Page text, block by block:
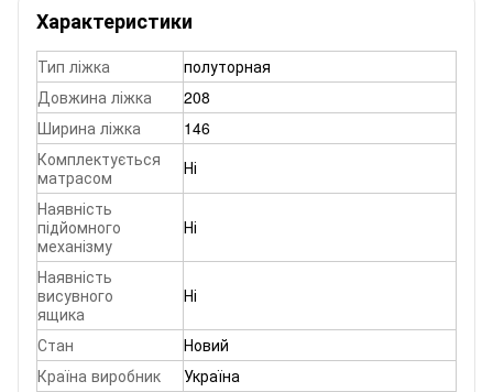
Характеристики
Тип ліжка
полуторная
Довжина ліжка
208
Ширина ліжка
146
Комплектується
матрасом
Ні
Наявність
підйомного
механізму
Ні
Наявність
висувного
ящика
Ні
Стан
Новий
Країна виробник
Україна